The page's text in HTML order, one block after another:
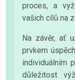
proces, a
vašich cílů na
Na závěr, ať
prvkem
individuálním
důležitost